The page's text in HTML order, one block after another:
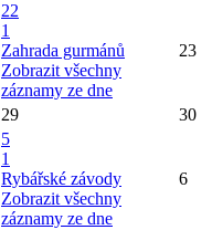
22
1
Zahrada gurmánů
Zobrazit všechny
záznamy ze dne
23
29 30
5
1
Rybářské závody
Zobrazit všechny
záznamy ze dne
6